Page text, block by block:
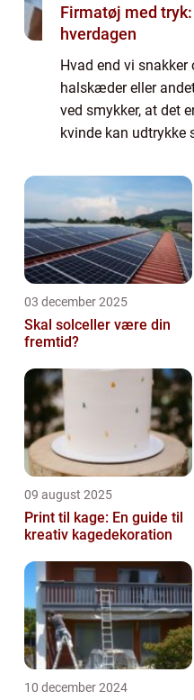
Firmatøj med
hverdagen
Hvad end vi snakker
halskæder eller
ved smykker, at det
kvinde kan udtrykke
dagens look.Hvis du
03 december 2025
Skal solceller være din
fremtid?
09 august 2025
Print til kage: En guide til
kreativ kagedekoration
10 december 2024